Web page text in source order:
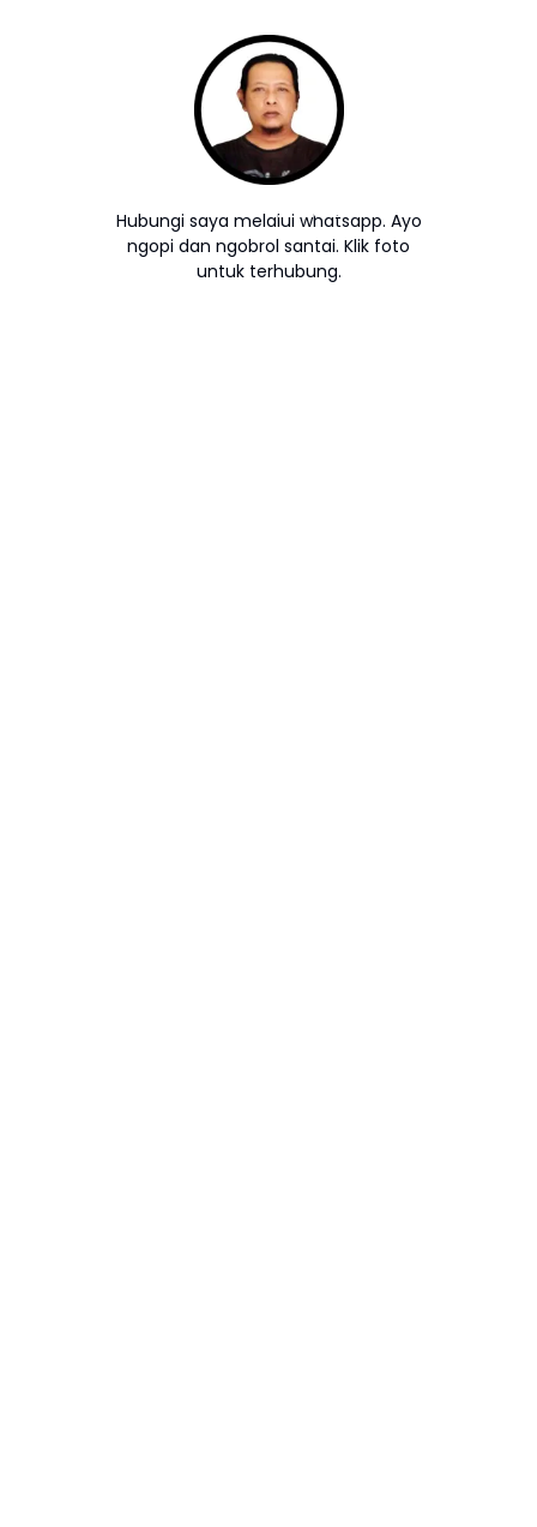
Hubungi saya melalui whatsapp. Ayo
ngopi dan ngobrol santai. Klik foto
untuk terhubung.